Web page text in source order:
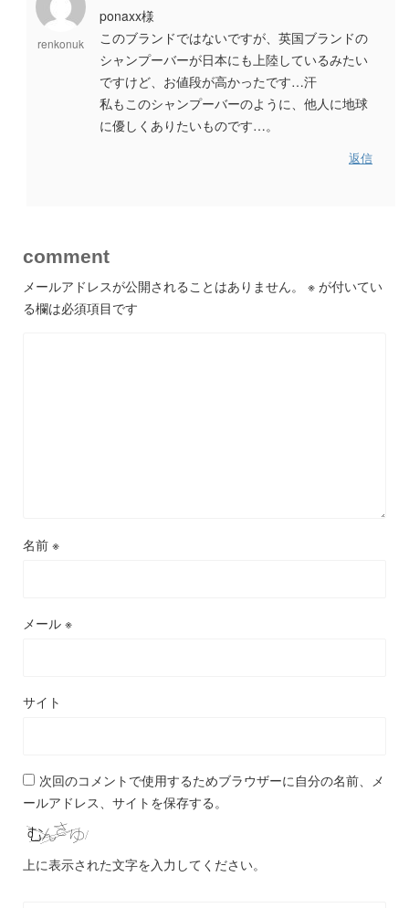
renkonuk
ponaxx様
このブランドではないですが、英国ブランドの
シャンプーバーが日本にも上陸しているみたい
ですけど、お値段が高かったです…汗
私もこのシャンプーバーのように、他人に地球
に優しくありたいものです…。
返信
comment
メールアドレスが公開されることはありません。 ※ が付いてい
る欄は必須項目です
名前 ※
メール ※
サイト
次回のコメントで使用するためブラウザーに自分の名前、メ
ールアドレス、サイトを保存する。
上に表示された文字を入力してください。